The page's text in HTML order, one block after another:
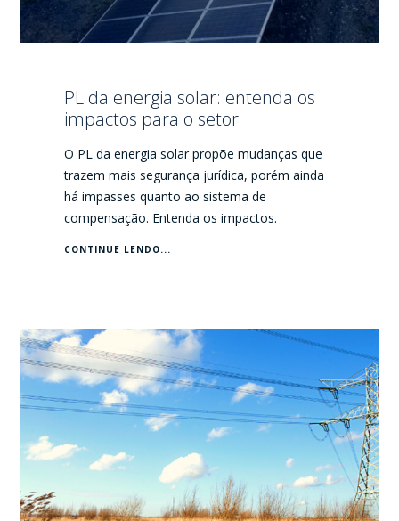
PL da energia solar: entenda os
impactos para o setor
O PL da energia solar propõe mudanças que
trazem mais segurança jurídica, porém ainda
há impasses quanto ao sistema de
compensação. Entenda os impactos.
CONTINUE LENDO...